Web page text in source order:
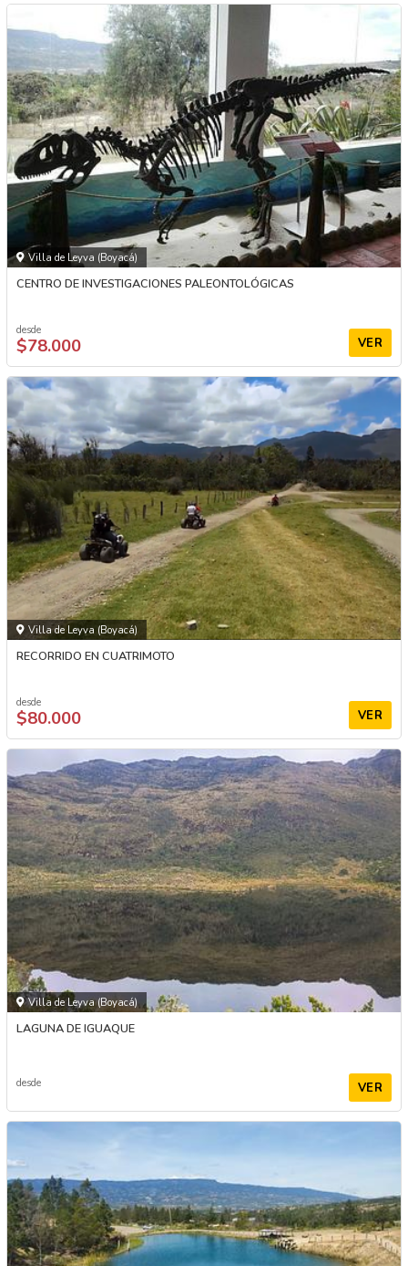
Villa de Leyva (Boyacá)
CENTRO DE INVESTIGACIONES PALEONTOLÓGICAS
desde
$78.000 VER
Villa de Leyva (Boyacá)
RECORRIDO EN CUATRIMOTO
desde
$80.000 VER
Villa de Leyva (Boyacá)
LAGUNA DE IGUAQUE
desde VER